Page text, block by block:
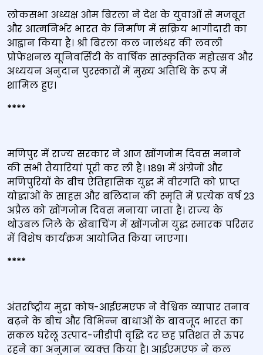
लोकसभा अध्यक्ष ओम बिरला ने देश के युवाओं से मजबूत
और आत्मनिर्भर भारत के निर्माण में सक्रिय भागीदारी का
आह्वान किया है। श्री बिरला कल जालंधर की लवली
प्रोफेशनल यूनिवर्सिटी के वार्षिक सांस्कृतिक महोत्सव और
अध्ययन अनुदान पुरस्कारों में मुख्य अतिथि के रूप में
शामिल हुए।
****
मणिपुर में राज्‍य सरकार ने आज खोंगजोम दिवस मनाने
की सभी तैयारियां पूरी कर ली है। 1891 में अंग्रेजों और
मणिपुरियों के बीच ऐतिहासिक युद्ध में वीरगति को प्राप्‍त
योद्धाओं के साहस और बलिदान की स्‍मृति में प्रत्‍येक वर्ष 23
अप्रैल को खोंगजोम दिवस मनाया जाता है। राज्‍य के
थोउबल जिले के खेबाचिंग में खोंगजोम युद्ध स्‍मारक परिसर
में विशेष कार्यक्रम आयोजित किया जाएगा।
****
अंतर्राष्ट्रीय मुद्रा कोष-आईएमएफ ने वैश्विक व्यापार तनाव
बढ़ने के बीच और विभिन्‍न बाधाओं के बावजूद भारत का
सकल घरेलू उत्‍पाद-जीडीपी वृद्धि दर छह प्रतिशत से ऊपर
रहने का अनुमान व्‍यक्‍त किया है। आईएमएफ ने कल